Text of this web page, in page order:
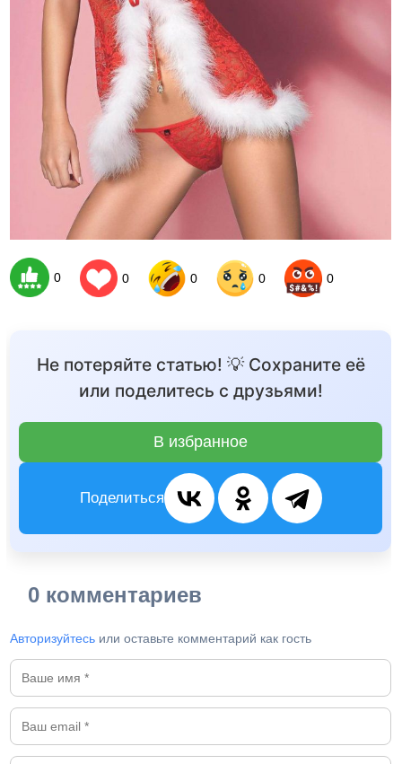
0 0 0 0 0
Не потеряйте статью! 💡 Сохраните её
или поделитесь с друзьями!
В избранное
Поделиться
0 комментариев
Авторизуйтесь или оставьте комментарий как гость